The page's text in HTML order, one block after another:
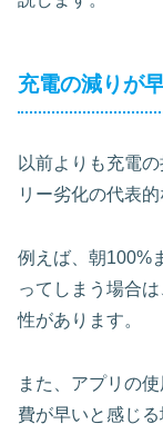
充電の減りが
以前よりも充電
リー劣化の代表的
例えば、朝100%
ってしまう場合
性があります。
また、 アプリの
費が早いと感じる